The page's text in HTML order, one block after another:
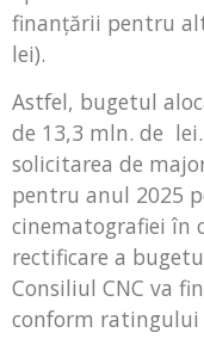
finanțării pentru
lei).
Astfel, bugetul
de 13,3 mln. de
solicitarea de
pentru anul 2025
cinematografiei în
rectificare a
Consiliul CNC va
conform ratingului